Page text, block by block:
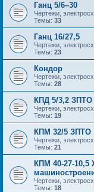
Ганц 5/6–30
Чертежи,
Темы: 33
Ганц 16/27,5
Чертежи,
Темы: 23
Кондор
Чертежи,
Темы: 28
КПД 5/3,2
Чертежи,
Темы: 19
КПМ 32/5 ЗПТО
Чертежи,
Темы: 21
КПМ 40-27-10,5
Чертежи,
Темы: 18